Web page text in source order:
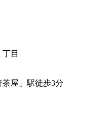
目
屋」駅徒歩3分